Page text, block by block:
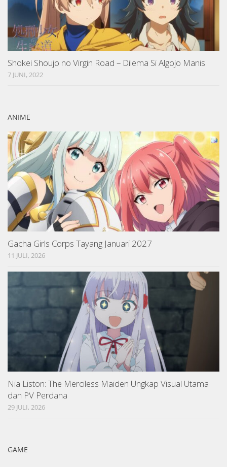
Shokei Shoujo no Virgin Road – Dilema Si Algojo Manis
7 JUNI, 2022
ANIME
Gacha Girls Corps Tayang Januari 2027
11 JULI, 2026
Nia Liston: The Merciless Maiden Ungkap Visual Utama
dan PV Perdana
29 JULI, 2026
GAME